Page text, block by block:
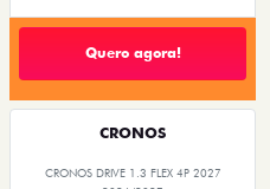
Quero agora!
CRONOS
CRONOS DRIVE 1.3 FLEX 4P 2027